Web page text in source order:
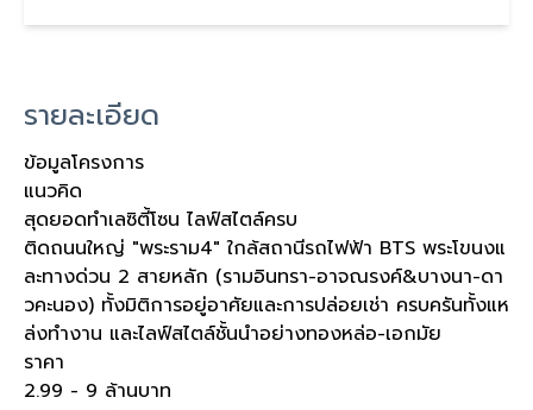
รายละเอียด
ข้อมูลโครงการ
แนวคิด
สุดยอดทำเลซิตี้โซน ไลฟ์สไตล์ครบ
ติดถนนใหญ่ "พระราม4" ใกล้สถานีรถไฟฟ้า BTS พระโขนงแ
ละทางด่วน 2 สายหลัก (รามอินทรา-อาจณรงค์&บางนา-ดา
วคะนอง) ทั้งมิติการอยู่อาศัยและการปล่อยเช่า ครบครันทั้งแห
ล่งทำงาน และไลฟ์สไตล์ชั้นนำอย่างทองหล่อ-เอกมัย
ราคา
2.99 - 9 ล้านบาท